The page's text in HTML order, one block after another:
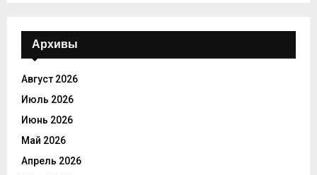
Архивы
Август 2026
Июль 2026
Июнь 2026
Май 2026
Апрель 2026